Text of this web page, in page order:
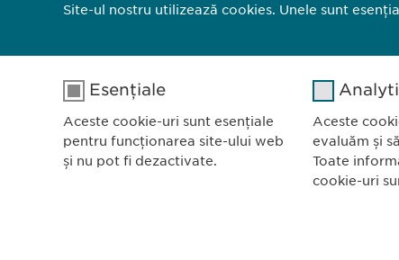
011972,
România
Politica
Site-ul nostru utilizează cookies. Unele sunt
Esențiale
Aceste cookie-uri sunt esențiale
pentru funcționarea site-ului web
și nu pot fi dezactivate.
Aceste
evaluăm și
Toate
cookie-uri